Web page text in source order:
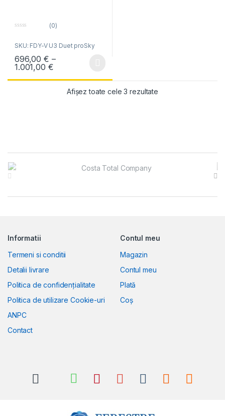
u
o
f
5
(0)
SKU: FDY-V U3 Duet proSky
696,00€ –
1.001,00 €Interval de prețuri: 696,00 € până la
Acest produs are mai multe variații. Opțiunile pot fi alese în
Afișez toate cele 3 rezultateSortat după preț: de
Brands Carousel
Informatii
Termeni si conditii
Detalii livrare
Politica de confidențialitate
Politica de utilizare Cookie-uri
ANPC
Contact
Contul meu
Magazin
Contul meu
Plată
Coș